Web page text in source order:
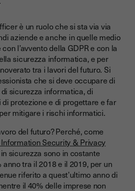
è un ruolo che si sta via via
aziende e anche in quelle medio
l’avvento della GDPR e con la
sicurezza informatica, e per
tra i lavori del futuro. Si
che si deve occupare di
sicurezza informatica, di
protezione e di progettare e far
mitigare i rischi informatici.
del futuro? Perché, come
Security & Privacy
sicurezza sono in costante
anno tra il 2018 e il 2019, per un
riferito a quest’ultimo anno di
il 40% delle imprese non